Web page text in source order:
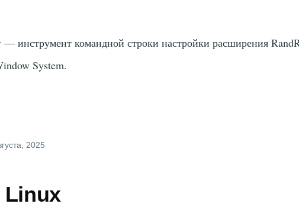
— инструмент командной строки настройки расширения
System.
2025
Linux